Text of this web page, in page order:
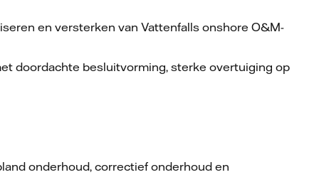
en versterken van Vattenfalls onshore O&M-
doordachte besluitvorming, sterke overtuiging op
onderhoud, correctief onderhoud en